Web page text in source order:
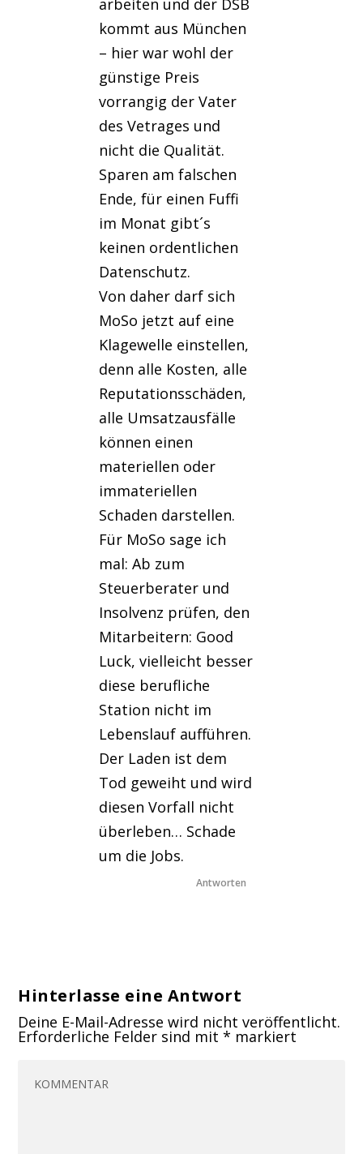
kommt aus München
– hier war wohl der
günstige Preis
vorrangig der Vater
des Vetrages und
nicht die Qualität.
Sparen am falschen
Ende, für einen Fuffi
im Monat gibt´s
keinen ordentlichen
Datenschutz.
Von daher darf sich
MoSo jetzt auf eine
Klagewelle einstellen,
denn alle Kosten, alle
Reputationsschäden,
alle Umsatzausfälle
können einen
materiellen oder
immateriellen
Schaden darstellen.
Für MoSo sage ich
mal: Ab zum
Steuerberater und
Insolvenz prüfen, den
Mitarbeitern: Good
Luck, vielleicht besser
diese berufliche
Station nicht im
Lebenslauf aufführen.
Der Laden ist dem
Tod geweiht und wird
diesen Vorfall nicht
überleben… Schade
um die Jobs.
Antworten
Hinterlasse eine Antwort
Deine E-Mail-Adresse wird nicht veröffentlicht.
Erforderliche Felder sind mit* markiert